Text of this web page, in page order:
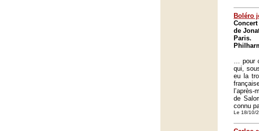
Boléro
de
Paris.
… pour
qui,
eu la
de
connu
Le 18/10/